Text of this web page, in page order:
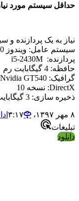
حداقل سیستم مورد
نیاز به یک پردازنده و سیستم
سیستم عامل: ویندوز 10 64 بیت
پردازنده: i5-2430M
حافظه: 4 گیگابایت رم
گرافیک: Nvidia GT540
DirectX: نسخه 10
ذخیره سازی: 3 گیگابایت فضای موجود
۸ مهر ۱۳۹۷،‏ ۳:۱۷
تبلیغات
دانلود